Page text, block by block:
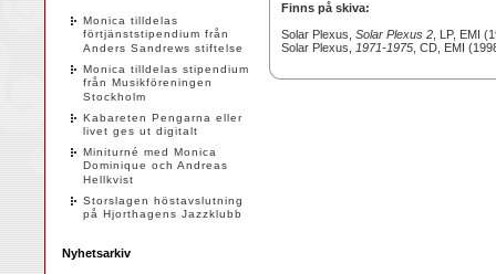
Monica tilldelas
förtjänststipendium från
Anders Sandrews stiftelse
Monica tilldelas stipendium
från Musikföreningen
Stockholm
Kabareten Pengarna eller
livet ges ut digitalt
Miniturné med Monica
Dominique och Andreas
Hellkvist
Storslagen höstavslutning
på Hjorthagens Jazzklubb
Nyhetsarkiv
Finns på skiva:
Solar Plexus, Solar Plexus 2 , LP, EMI
Solar Plexus, 1971-1975 , CD, EMI